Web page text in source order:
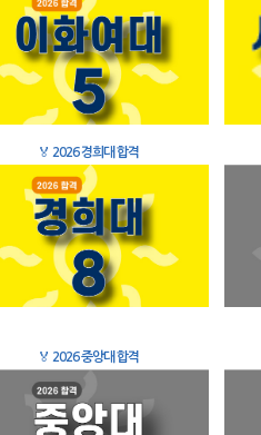
🏅 2026 경희대 합격
🏅 2026 중앙대 합격